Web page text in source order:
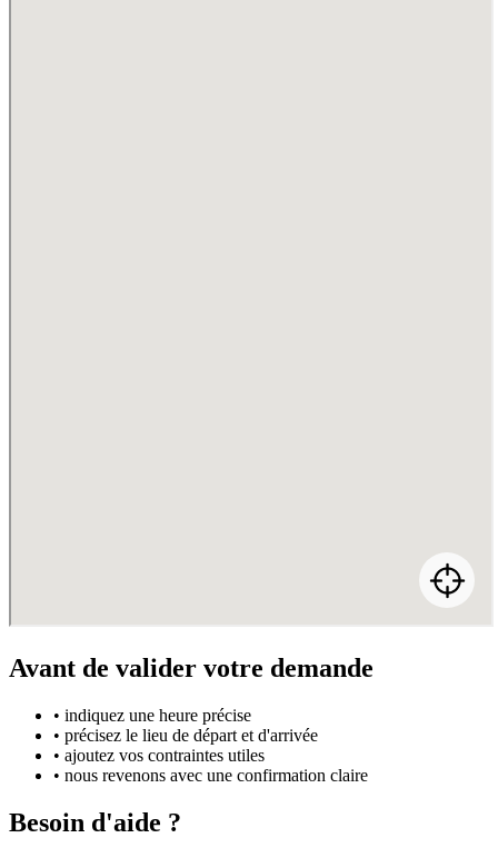
Avant de valider votre demande
• indiquez une heure précise
• précisez le lieu de départ et d'arrivée
• ajoutez vos contraintes utiles
• nous revenons avec une confirmation claire
Besoin d'aide ?